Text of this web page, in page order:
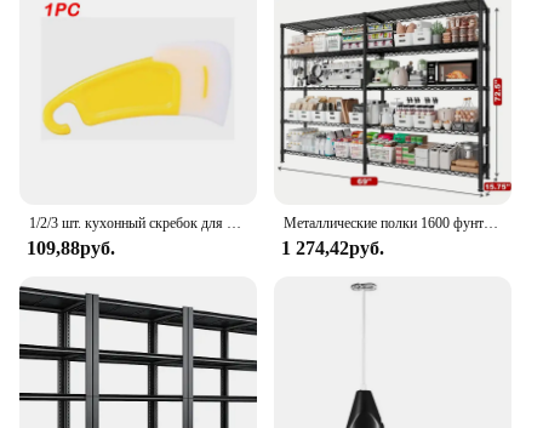
109,88руб.
Металлические полки 1600 фунтов для хранения, 5-уровневые сверхмощные стеллажи с регулируемой полкой
1 274,42руб.